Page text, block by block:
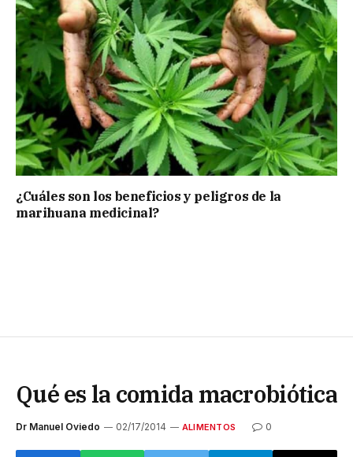
¿Cuáles son los beneficios y peligros de la
marihuana medicinal?
Qué es la comida macrobiótica
Dr Manuel Oviedo 02/17/2014 ALIMENTOS 0